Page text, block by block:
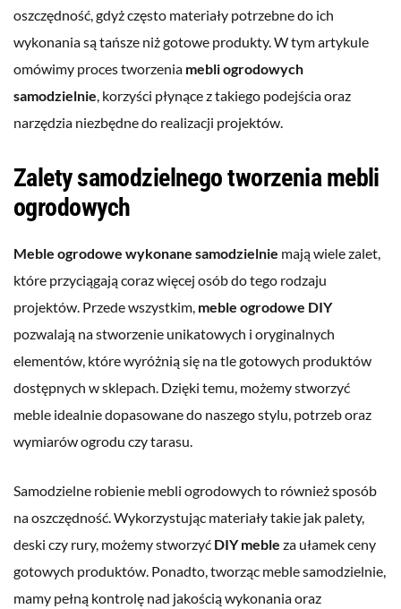
oszczędność, gdyż często materiały potrzebne do ich
wykonania są tańsze niż gotowe produkty. W tym artykule
omówimy proces tworzenia mebli ogrodowych
samodzielnie, korzyści płynące z takiego podejścia oraz
narzędzia niezbędne do realizacji projektów.
Zalety samodzielnego tworzenia mebli
ogrodowych
Meble ogrodowe wykonane samodzielnie mają wiele zalet,
które przyciągają coraz więcej osób do tego rodzaju
projektów. Przede wszystkim, meble ogrodowe DIY
pozwalają na stworzenie unikatowych i oryginalnych
elementów, które wyróżnią się na tle gotowych produktów
dostępnych w sklepach. Dzięki temu, możemy stworzyć
meble idealnie dopasowane do naszego stylu, potrzeb oraz
wymiarów ogrodu czy tarasu.
Samodzielne robienie mebli ogrodowych to również sposób
na oszczędność. Wykorzystując materiały takie jak palety,
deski czy rury, możemy stworzyć DIY meble za ułamek ceny
gotowych produktów. Ponadto, tworząc meble samodzielnie,
mamy pełną kontrolę nad jakością wykonania oraz